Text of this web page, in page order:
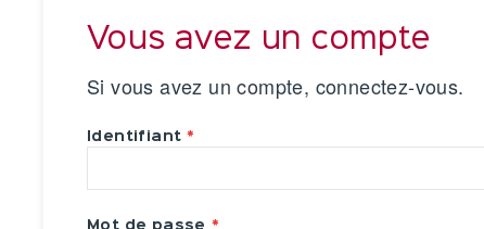
Vous avez un compte
Si vous avez un compte, connectez-vous.
Identifiant
Mot de passe